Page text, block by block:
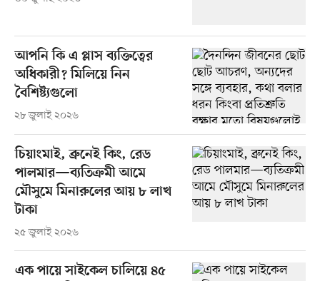
আপনি কি এ প্লাস ব্যক্তিত্বের
অধিকারী? মিলিয়ে নিন
বৈশিষ্ট্যগুলো
২৮ জুলাই ২০২৬
চিয়াংমাই, ব্রুনেই কিং, রেড
পালমার—ব্যতিক্রমী আমে
মৌসুমে মিনারুলের আয় ৮ লাখ
টাকা
২৫ জুলাই ২০২৬
এক পায়ে সাইকেল চালিয়ে ৪৫